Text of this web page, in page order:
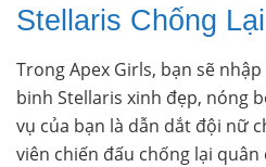
Stellaris Chống
Trong Apex Girls, bạn sẽ
binh Stellaris xinh đẹp, nóng
vụ của bạn là dẫn dắt đội nữ
viên chiến đấu chống lại